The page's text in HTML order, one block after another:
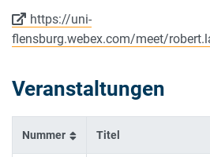
https://uni-
flensburg.webex.com/meet/
Veranstaltungen
Nummer Titel